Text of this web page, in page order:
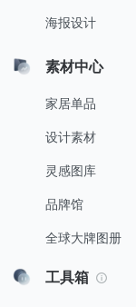
海报设计
素材中心
家居单品
设计素材
灵感图库
品牌馆
全球大牌图册
工具箱